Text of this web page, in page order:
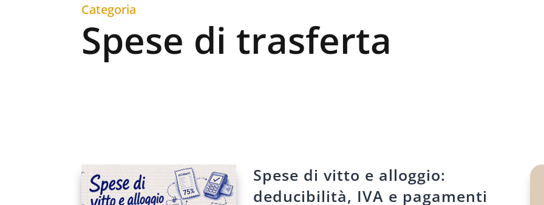
Categoria
Spese di trasferta
Spese di vitto e alloggio:
deducibilità, IVA e pagamenti